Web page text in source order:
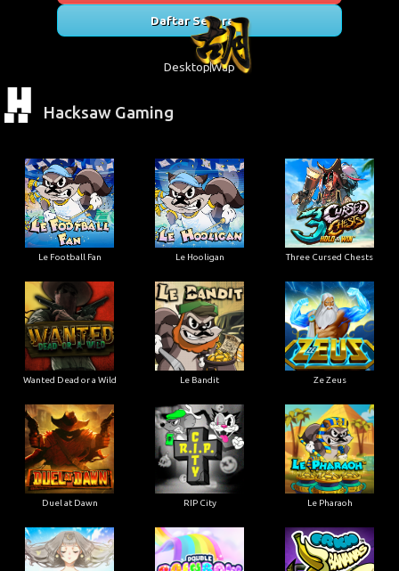
Daftar Sekarang
DesktopWap
Hacksaw Gaming
Le Football Fan Le Hooligan Three Cursed Chests
Wanted Dead or a Wild Le Bandit Ze Zeus
Duel at Dawn RIP City Le Pharaoh